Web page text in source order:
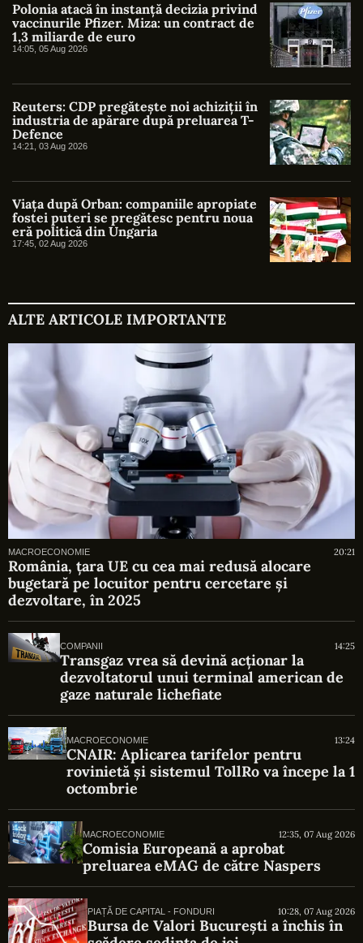
Polonia atacă în instanță decizia privind
vaccinurile Pfizer. Miza: un contract de
1,3 miliarde de euro
14:05, 05 Aug 2026
Reuters: CDP pregătește noi achiziții în
industria de apărare după preluarea T-
Defence
14:21, 03 Aug 2026
Viața după Orban: companiile apropiate
fostei puteri se pregătesc pentru noua
eră politică din Ungaria
17:45, 02 Aug 2026
ALTE ARTICOLE IMPORTANTE
MACROECONOMIE 20:21
România, țara UE cu cea mai redusă alocare
bugetară pe locuitor pentru cercetare și
dezvoltare, în 2025
COMPANII 14:25
Transgaz vrea să devină acționar la
dezvoltatorul unui terminal american de
gaze naturale lichefiate
MACROECONOMIE 13:24
CNAIR: Aplicarea tarifelor pentru
rovinietă și sistemul TollRo va începe la 1
octombrie
MACROECONOMIE 12:35, 07 Aug 2026
Comisia Europeană a aprobat
preluarea eMAG de către Naspers
PIAȚĂ DE CAPITAL - FONDURI 10:28, 07 Aug 2026
Bursa de Valori București a închis în